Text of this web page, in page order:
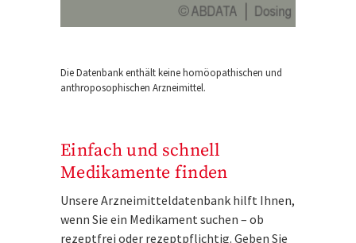
Die Datenbank enthält keine homöopathischen und
anthroposophischen Arzneimittel.
Einfach und schnell
Medikamente finden
Unsere Arzneimitteldatenbank hilft Ihnen,
wenn Sie ein Medikament suchen – ob
rezeptfrei oder rezeptpflichtig. Geben Sie